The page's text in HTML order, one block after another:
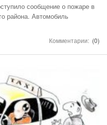
сообщение о пожаре в
района. Автомобиль
Комментарии: (0)